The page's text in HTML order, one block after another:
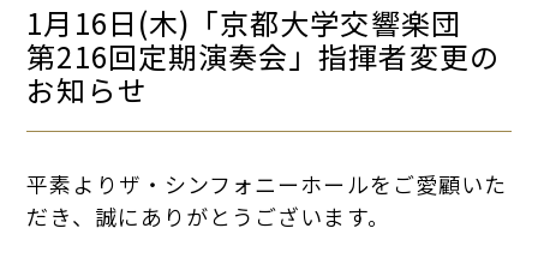
1月16日(木)「京都大学交響楽団
第216回定期演奏会」指揮者変更の
お知らせ
平素よりザ・シンフォニーホールをご愛顧いた
だき、誠にありがとうございます。